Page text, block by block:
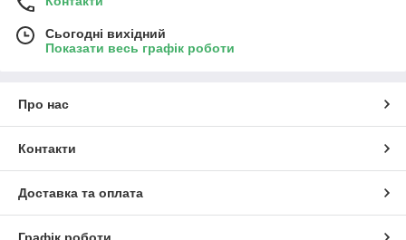
Сьогодні вихідний
Показати весь графік роботи
Про нас
Контакти
Доставка та оплата